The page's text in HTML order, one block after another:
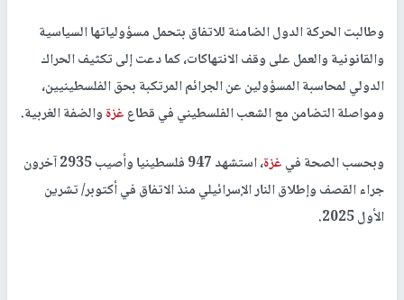
وطالبت الحركة الدول الضامنة للاتفاق بتحمل مسؤولياتها السياسية
والقانونية والعمل على وقف الانتهاكات، كما دعت إلى تكثيف الحراك
الدولي لمحاسبة المسؤولين عن الجرائم المرتكبة بحق الفلسطينيين،
ومواصلة التضامن مع الشعب الفلسطيني في قطاعغزةوالضفة الغربية.
وبحسب الصحة فيغزة
، استشهد 947 فلسطينيا وأصيب 2935 آخرون
جراء القصف وإطلاق النار الإسرائيلي منذ الاتفاق في أكتوبر/ تشرين
الأول 2025.